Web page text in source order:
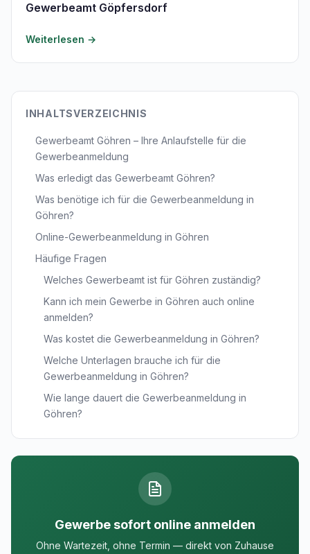
Gewerbeamt Göpfersdorf
Weiterlesen →
INHALTSVERZEICHNIS
Gewerbeamt Göhren – Ihre Anlaufstelle für die
Gewerbeanmeldung
Was erledigt das Gewerbeamt Göhren?
Was benötige ich für die Gewerbeanmeldung in
Göhren?
Online-Gewerbeanmeldung in Göhren
Häufige Fragen
Welches Gewerbeamt ist für Göhren zuständig?
Kann ich mein Gewerbe in Göhren auch online
anmelden?
Was kostet die Gewerbeanmeldung in Göhren?
Welche Unterlagen brauche ich für die
Gewerbeanmeldung in Göhren?
Wie lange dauert die Gewerbeanmeldung in
Göhren?
Gewerbe sofort online anmelden
Ohne Wartezeit, ohne Termin — direkt von Zuhause